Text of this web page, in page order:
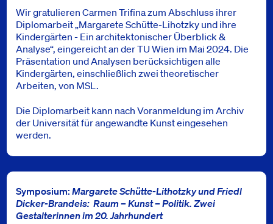
Wir gratulieren Carmen Trifina zum Abschluss ihrer
Diplomarbeit „Margarete Schütte-Lihotzky und ihre
Kindergärten - Ein architektonischer Überblick &
Analyse“, eingereicht an der TU Wien im Mai 2024. Die
Präsentation und Analysen berücksichtigen alle
Kindergärten, einschließlich zwei theoretischer
Arbeiten, von MSL.
Die Diplomarbeit kann nach Voranmeldung im Archiv
der Universität für angewandte Kunst eingesehen
werden.
Symposium: Margarete Schütte-Lithotzky und Friedl
Dicker-Brandeis: Raum – Kunst – Politik. Zwei
Gestalterinnen im 20. Jahrhundert